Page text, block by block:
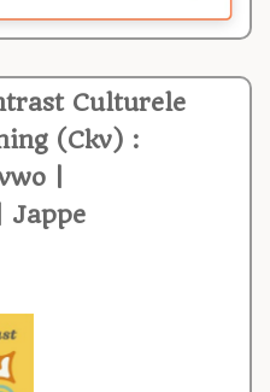
Culturele
(Ckv) :
|
Jappe